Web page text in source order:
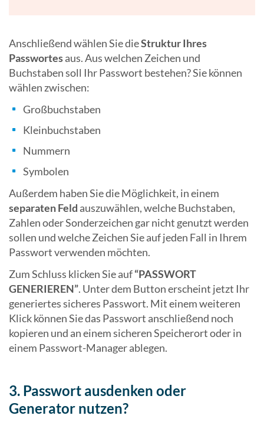
Anschließend wählen Sie dieStruktur Ihres
Passwortesaus. Aus welchen Zeichen und
Buchstaben soll Ihr Passwort bestehen? Sie können
wählen zwischen:
Großbuchstaben
Kleinbuchstaben
Nummern
Symbolen
Außerdem haben Sie die Möglichkeit, in einem
separaten Feld auszuwählen, welche Buchstaben,
Zahlen oder Sonderzeichen gar nicht genutzt werden
sollen und welche Zeichen Sie auf jeden Fall in Ihrem
Passwort verwenden möchten.
Zum Schluss klicken Sie auf“PASSWORT
GENERIEREN”. Unter dem Button erscheint jetzt Ihr
generiertes sicheres Passwort. Mit einem weiteren
Klick können Sie das Passwort anschließend noch
kopieren und an einem sicheren Speicherort oder in
einem Passwort-Manager ablegen.
3. Passwort ausdenken oder
Generator nutzen?